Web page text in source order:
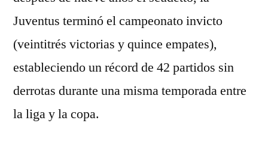
Juventus terminó el campeonato invicto
(veintitrés victorias y quince empates),
estableciendo un récord de 42 partidos sin
derrotas durante una misma temporada entre
la liga y la copa.